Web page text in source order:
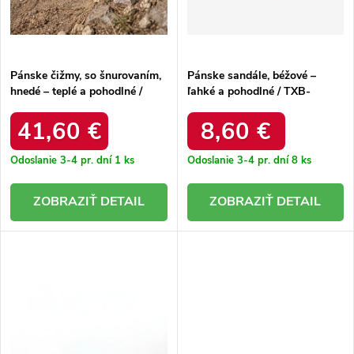
o
t
o
Pánske čižmy, so šnurovaním,
hnedé – teplé a pohodlné /
41,60 €
Odoslanie 3-4 pr. dní 1 ks
DETAIL
Pánske sandále, béžové –
ľahké a pohodlné / TXB-
8,60 €
Odoslanie 3-4 pr. dní8 ks
DETAIL